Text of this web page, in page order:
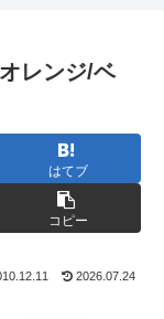
レンジ/ベ
はてブ
コピー
2026.07.24